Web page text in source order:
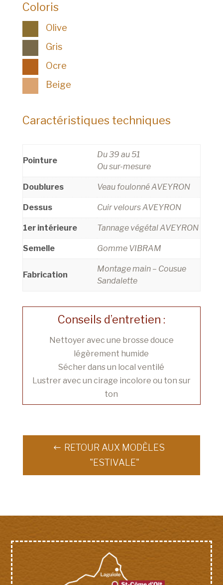
Coloris
Olive
Gris
Ocre
Beige
Caractéristiques techniques
Pointure
Du 39 au 51
Ou sur-mesure
Doublures Veau foulonné AVEYRON
Dessus Cuir velours AVEYRON
1er intérieure Tannage végétal AVEYRON
Semelle Gomme VIBRAM
Fabrication
Montage main – Cousue
Sandalette
Conseils d’entretien :
Nettoyer avec une brosse douce
légèrement humide
Sécher dans un local ventilé
Lustrer avec un cirage incolore ou ton sur
ton
RETOUR AUX MODÈLES
"ESTIVALE"